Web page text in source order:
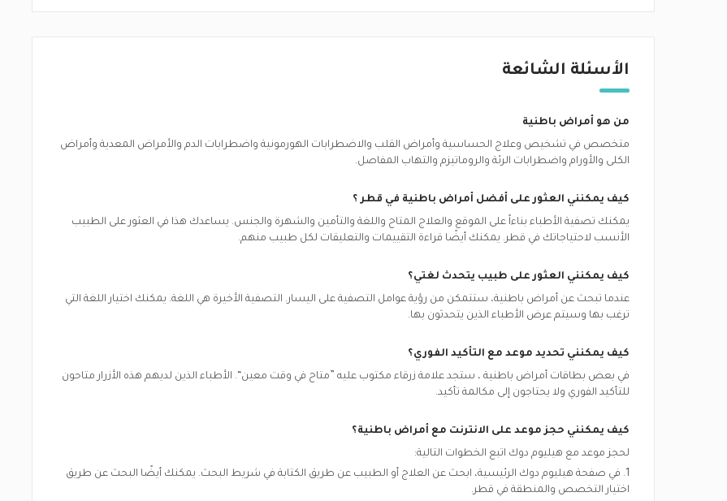
الأسئلة الشائعة
من هو أمراض باطنية
متخصص في تشخيص وعلاج الحساسية وأمراض القلب والاضطرابات الهورمونية واضطرابات الدم والأمراض المعدية وأمراض
الكلى والأورام واضطرابات الرئة والروماتيزم والتهاب المفاصل.
كيف يمكنني العثور على أفضل أمراض باطنية في قطر ؟
يمكنك تصفية الأطباء بناءاً على الموقع والعلاج المتاح واللغة والتأمين والشهرة والجنس. يساعدك هذا في العثور على الطبيب
الأنسب لاحتياجاتك في قطر. يمكنك أيضًا قراءة التقييمات والتعليقات لكل طبيب منهم.
كيف يمكنني العثور على طبيب يتحدث لغتي؟
عندما تبحث عن أمراض باطنية، ستتمكن من رؤية عوامل التصفية على اليسار. التصفية الأخيرة هي اللغة. يمكنك اختيار اللغة التي
ترغب بها وسيتم عرض الأطباء الذين يتحدثون بها.
كيف يمكنني تحديد موعد مع التأكيد الفوري؟
في بعض بطاقات أمراض باطنية ، ستجد علامة زرقاء مكتوب عليه ”متاح في وقت معين“. الأطباء الذين لديهم هذه الأزرار متاحون
للتأكيد الفوري ولا يحتاجون إلى مكالمة تأكيد.
كيف يمكنني حجز موعد على الانترنت مع أمراض باطنية؟
لحجز موعد مع هيليوم دوك اتبع الخطوات التالية:
1. في صفحة هيليوم دوك الرئيسية، ابحث عن العلاج أو الطبيب عن طريق الكتابة في شريط البحث. يمكنك أيضًا البحث عن طريق
اختيار التخصص والمنطقة في قطر.